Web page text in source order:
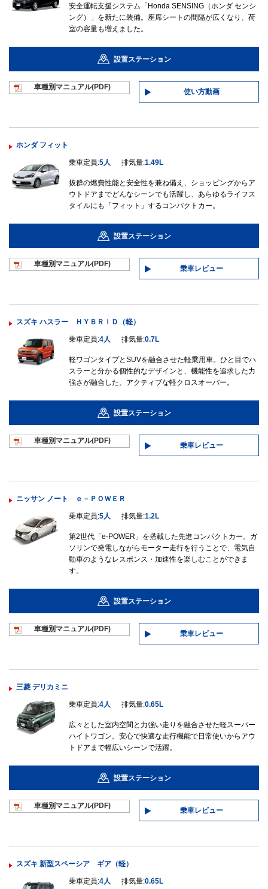
安全運転支援システム「Honda SENSING（ホンダ センシ
ング）」を新たに装備。座席シートの間隔が広くなり、荷
室の容量も増えました。
設置ステーション
車種別マニュアル(PDF)
使い方動画
ホンダ フィット
乗車定員:5人 排気量:1.49L
抜群の燃費性能と安全性を兼ね備え、ショッピングからア
ウトドアまでどんなシーンでも活躍し、あらゆるライフス
タイルにも「フィット」するコンパクトカー。
設置ステーション
車種別マニュアル(PDF)
乗車レビュー
スズキ ハスラー ＨＹＢＲＩＤ（軽）
乗車定員:4人 排気量:0.7L
軽ワゴンタイプとSUVを融合させた軽乗用車。ひと目でハ
スラーと分かる個性的なデザインと、機能性を追求した力
強さが融合した、アクティブな軽クロスオーバー。
設置ステーション
車種別マニュアル(PDF)
乗車レビュー
ニッサン ノート ｅ－ＰＯＷＥＲ
乗車定員:5人 排気量:1.2L
第2世代「e-POWER」を搭載した先進コンパクトカー。ガ
ソリンで発電しながらモーター走行を行うことで、電気自
動車のようなレスポンス・加速性を楽しむことができま
す。
設置ステーション
車種別マニュアル(PDF)
乗車レビュー
三菱 デリカミニ
乗車定員:4人 排気量:0.65L
広々とした室内空間と力強い走りを融合させた軽スーパー
ハイトワゴン。安心で快適な走行機能で日常使いからアウ
トドアまで幅広いシーンで活躍。
設置ステーション
車種別マニュアル(PDF)
乗車レビュー
スズキ 新型スペーシア ギア（軽）
乗車定員:4人 排気量:0.65L